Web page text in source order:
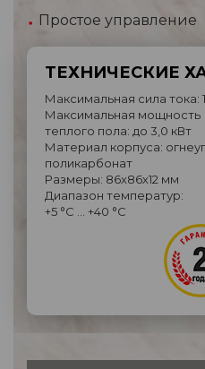
Простое управление
ТЕХНИЧЕСКИЕ
Максимальная сила тока:
Максимальная мощность
теплого пола: до 3,0 кВт
Материал корпуса:
поликарбонат
Размеры: 86х86х12 мм
Диапазон температур:
+5 °C … +40 °C